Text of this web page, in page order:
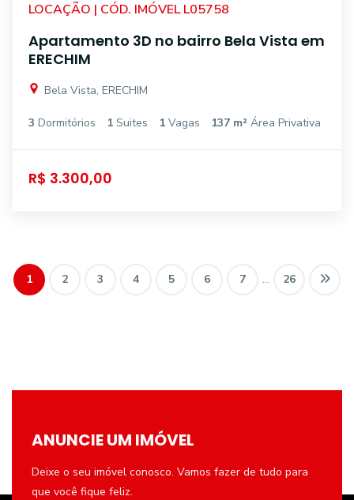
LOCAÇÃO | CÓD. IMÓVEL L05758
Apartamento 3D no bairro Bela Vista em
ERECHIM
Bela Vista, ERECHIM
3 Dormitórios 1 Suites 1 Vagas 137 m² Área Privativa
R$ 3.300,00
1 2 3 4 5 6 7 ... 26
ANUNCIE UM IMÓVEL
Deixe o seu imóvel conosco. Vamos fazer de tudo para
que você fique feliz.